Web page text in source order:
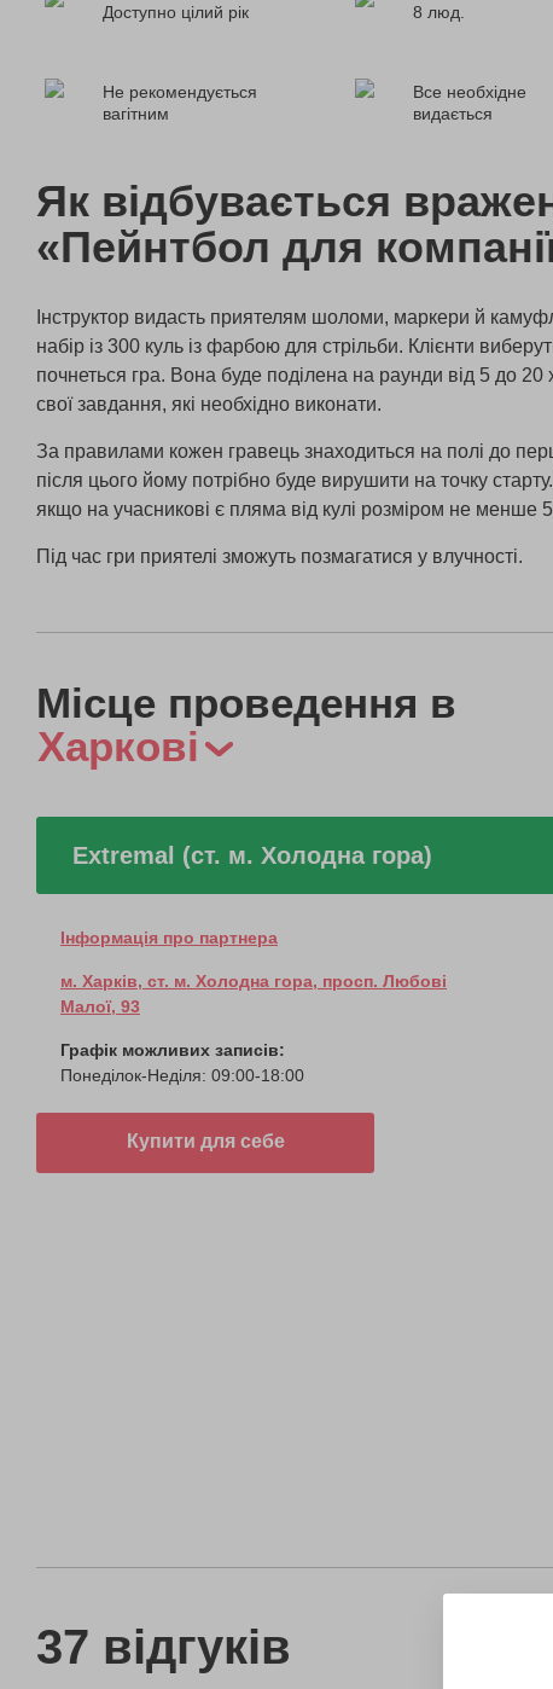
Доступно цілий рік 8 люд.
Не рекомендується
вагітним
Все необхідне
видається
Як відбувається
«Пейнтбол для
Інструктор видасть приятелям шоломи, маркери й
набір із 300 куль із фарбою для стрільби. Клієнти
почнеться гра. Вона буде поділена на раунди від 5 до
свої завдання, які необхідно виконати.
За правилами кожен гравець знаходиться на полі до
після цього йому потрібно буде вирушити на точку
якщо на учасникові є пляма від кулі розміром не менше
Під час гри приятелі зможуть позмагатися у влучності.
Місце проведення в
Харкові
Extremal (ст. м. Холодна гора)
Інформація про партнера
м. Харків, ст. м. Холодна гора, просп. Любові
Малої, 93
Графік можливих записів:
Понеділок-Неділя: 09:00-18:00
Купити для себе
37 відгуків